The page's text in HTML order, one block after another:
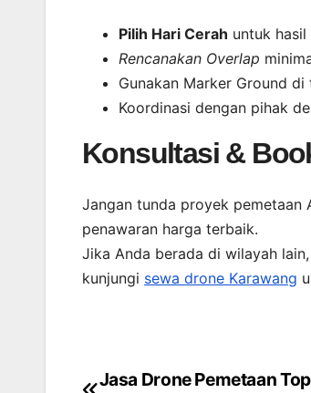
Pilih Hari Cerah untuk
Rencanakan Overlap
Gunakan Marker Ground
Koordinasi dengan pihak
Konsultasi &
Jangan tunda proyek pemetaan
penawaran harga terbaik.
Jika Anda berada di wilayah
kunjungi sewa drone Karawang
Jasa Drone Pemetaan